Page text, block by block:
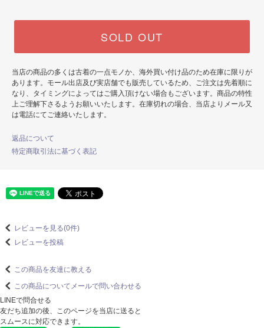
SOLD OUT
当店の商品の多くは古着の一点モノか、海外買い付け品のため在庫に限りが
あります。モール出店及び実店舗でも販売しているため、ご注文は先着順に
なり、タイミングによってはご購入頂けない場合もございます。商品の特性
上ご理解下さるようお願いいたします。在庫切れの場合、当店よりメール又
は電話にてご連絡いたします。
返品について
特定商取引法に基づく表記
レビューを見る(0件)
レビューを投稿
この商品を友達に教える
この商品についてメールで問い合わせる
LINEで問合せる
友だち追加の後、このページを当店に送ると
スムースに対応できます。